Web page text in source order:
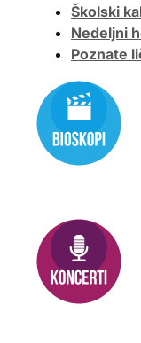
Školski
Nedeljni
Poznate